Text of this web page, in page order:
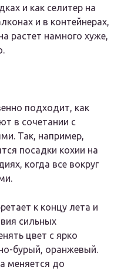
и как селитер на
и в контейнерах,
растет намного хуже,
подходит, как
в сочетании с
Так, например,
посадки кохии на
когда все вокруг
к концу лета и
сильных
цвет с ярко
бурый, оранжевый.
меняется до